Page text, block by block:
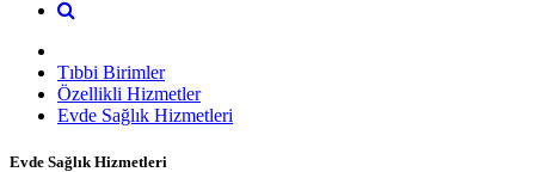
Tıbbi Birimler
Özellikli Hizmetler
Evde Sağlık Hizmetleri
Evde Sağlık Hizmetleri